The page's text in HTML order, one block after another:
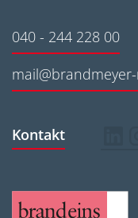
040 - 244 228 00
Kontakt